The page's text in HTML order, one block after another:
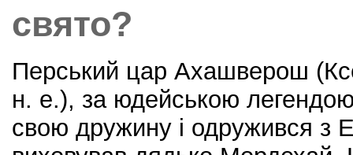
свято?
Перський цар Ахашверош
н. е.), за юдейською
свою дружину і одружився з